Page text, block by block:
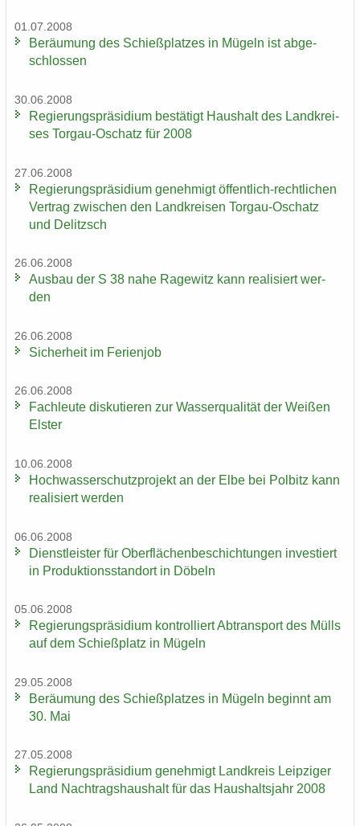
01.07.2008
Be­räu­mung des Schieß­plat­zes in Mü­geln ist ab­ge­
schlos­sen
30.06.2008
Re­gie­rungs­prä­si­di­um be­stä­tigt Haus­halt des Land­krei­
ses Torgau-​Oschatz für 2008
27.06.2008
Re­gie­rungs­prä­si­di­um ge­neh­migt öffentlich-​rechtlichen
Ver­trag zwi­schen den Land­krei­sen Torgau-​Oschatz
und De­litzsch
26.06.2008
Aus­bau der S 38 nahe Ra­ge­witz kann rea­li­siert wer­
den
26.06.2008
Si­cher­heit im Fe­ri­en­job
26.06.2008
Fach­leu­te dis­ku­tie­ren zur Was­ser­qua­li­tät der Wei­ßen
Els­ter
10.06.2008
Hoch­was­ser­schutz­pro­jekt an der Elbe bei Pol­bitz kann
rea­li­siert wer­den
06.06.2008
Dienst­leis­ter für Ober­flä­chen­be­schich­tun­gen in­ves­tiert
in Pro­duk­ti­ons­stand­ort in Dö­beln
05.06.2008
Re­gie­rungs­prä­si­di­um kon­trol­liert Ab­trans­port des Mülls
auf dem Schieß­platz in Mü­geln
29.05.2008
Be­räu­mung des Schieß­plat­zes in Mü­geln be­ginnt am
30. Mai
27.05.2008
Re­gie­rungs­prä­si­di­um ge­neh­migt Land­kreis Leip­zi­ger
Land Nach­trags­haus­halt für das Haus­halts­jahr 2008